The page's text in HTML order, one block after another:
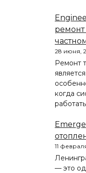
ремонт
28 июня,
Ремонт
когда
11
— это